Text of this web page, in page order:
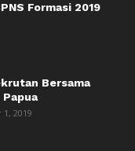
Formasi 2019
Bersama
2019